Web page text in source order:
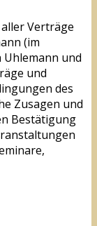
Verträge
(im
und
und
des
Zusagen und
Bestätigung